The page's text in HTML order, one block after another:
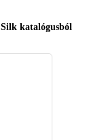
katalógusból